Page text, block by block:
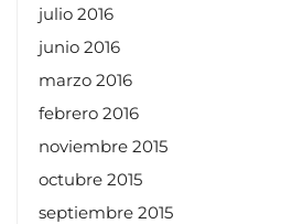
julio 2016
junio 2016
marzo 2016
febrero 2016
noviembre 2015
octubre 2015
septiembre 2015